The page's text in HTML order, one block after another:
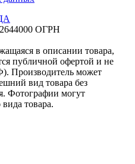
ОГРН
в описании товара,
публичной офертой и не
Производитель может
вид товара без
Фотографии могут
вида товара.